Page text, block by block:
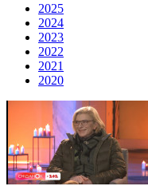
2025
2024
2023
2022
2021
2020